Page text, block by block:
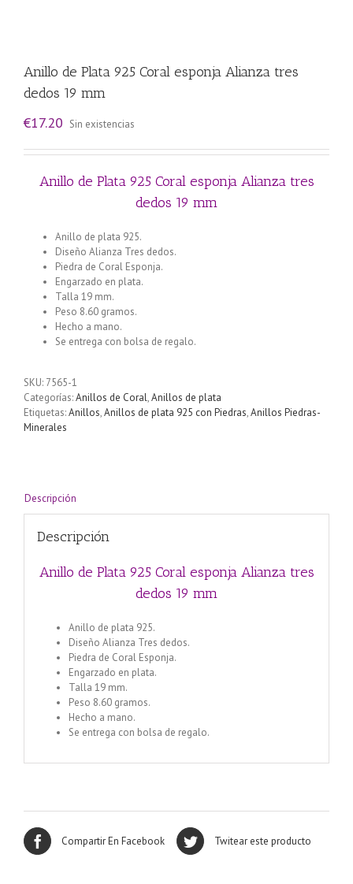
Anillo de Plata 925 Coral esponja Alianza tres
dedos 19 mm
€17.20 Sin existencias
Anillo de Plata 925 Coral esponja Alianza tres
dedos 19 mm
Anillo de plata 925.
Diseño Alianza Tres dedos.
Piedra de Coral Esponja.
Engarzado en plata.
Talla 19 mm.
Peso 8.60 gramos.
Hecho a mano.
Se entrega con bolsa de regalo.
SKU: 7565-1
Categorías:Anillos de Coral,Anillos de plata
Etiquetas:Anillos,Anillos de plata 925 con Piedras,Anillos Piedras-
Minerales
Descripción
Descripción
Anillo de Plata 925 Coral esponja Alianza tres
dedos 19 mm
Anillo de plata 925.
Diseño Alianza Tres dedos.
Piedra de Coral Esponja.
Engarzado en plata.
Talla 19 mm.
Peso 8.60 gramos.
Hecho a mano.
Se entrega con bolsa de regalo.
Compartir En Facebook Twitear este producto